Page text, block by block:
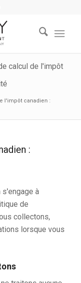
calcul de l'impôt
l'impôt canadien :
:
à
de
collectons,
lorsque vous